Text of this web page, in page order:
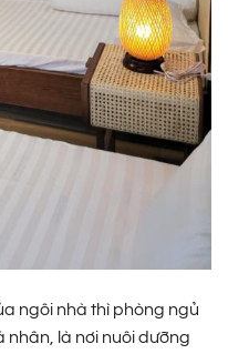
ngôi nhà thì phòng ngủ
nhân, là nơi nuôi dưỡng